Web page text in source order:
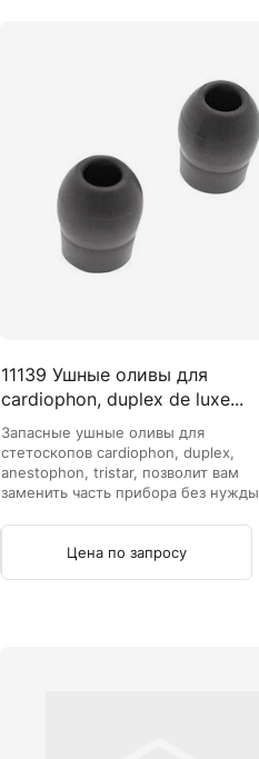
11139 Ушные оливы для
cardiophon, duplex de luxe...
Запасные ушные оливы для
стетоскопов cardiophon, duplex,
anestophon, tristar, позволит вам
заменить часть прибора без нужды
Цена по запросу